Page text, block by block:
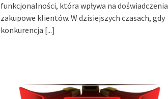
funkcjonalności, która wpływa na doświadczenia
zakupowe klientów. W dzisiejszych czasach, gdy
konkurencja [...]